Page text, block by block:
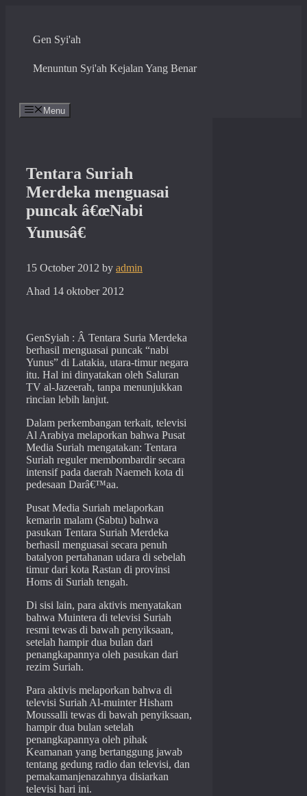
contentGen Syi'ah
Menuntun Syi'ah Kejalan Yang Benar
Menu
Tentara Suriah
Merdeka menguasai
puncak â€œNabi
Yunusâ€
15 October 2012 by admin
Ahad 14 oktober 2012
GenSyiah : Â Tentara Suria Merdeka
berhasil menguasai puncak “nabi
Yunus” di Latakia, utara-timur negara
itu. Hal ini dinyatakan oleh Saluran
TV al-Jazeerah, tanpa menunjukkan
rincian lebih lanjut.
Dalam perkembangan terkait, televisi
Al Arabiya melaporkan bahwa Pusat
Media Suriah mengatakan: Tentara
Suriah reguler membombardir secara
intensif pada daerah Naemeh kota di
pedesaan Darâ€™aa.
Pusat Media Suriah melaporkan
kemarin malam (Sabtu) bahwa
pasukan Tentara Suriah Merdeka
berhasil menguasai secara penuh
batalyon pertahanan udara di sebelah
timur dari kota Rastan di provinsi
Homs di Suriah tengah.
Di sisi lain, para aktivis menyatakan
bahwa Muintera di televisi Suriah
resmi tewas di bawah penyiksaan,
setelah hampir dua bulan dari
penangkapannya oleh pasukan dari
rezim Suriah.
Para aktivis melaporkan bahwa di
televisi Suriah Al-muinter Hisham
Moussalli tewas di bawah penyiksaan,
hampir dua bulan setelah
penangkapannya oleh pihak
Keamanan yang bertanggung jawab
tentang gedung radio dan televisi, dan
pemakamanjenazahnya disiarkan
televisi hari ini.